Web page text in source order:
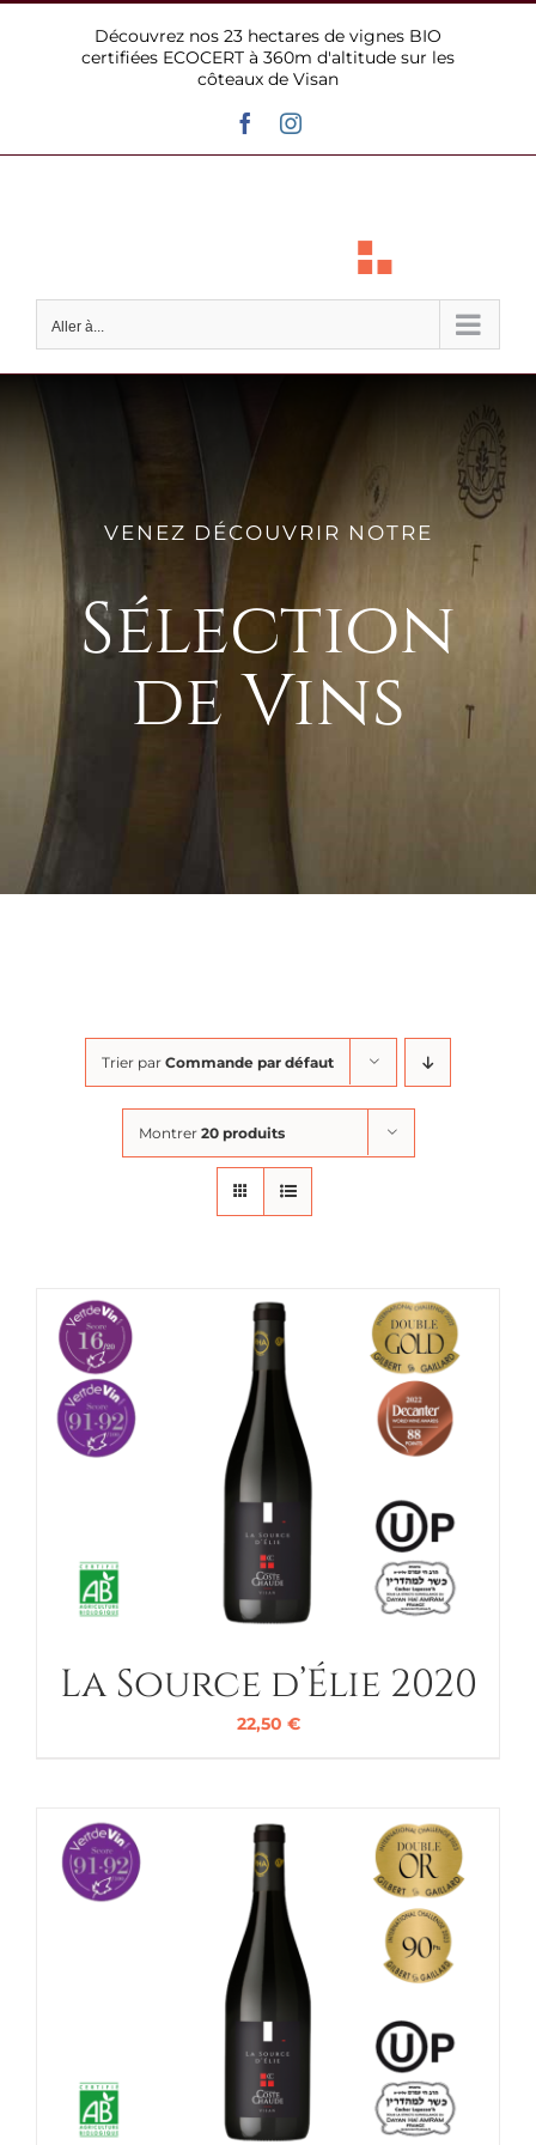
Découvrez nos 23 hectares de vignes BIO
certifiées ECOCERT à 360m d'altitude sur les
côteaux de Visan
FacebookInstagram
Aller à...
VENEZ DÉCOUVRIR NOTRE
Sélection
de Vins
Trier par Commande par défaut
Montrer 20 produits
La Source d’Élie 2020
22,50 €